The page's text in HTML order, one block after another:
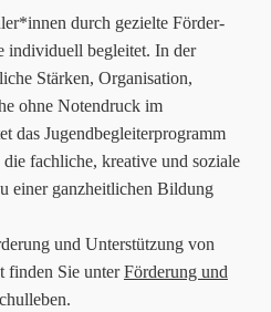
durch gezielte Förder-
individuell begleitet. In der
Stärken, Organisation,
ohne Notendruck im
das Jugendbegleiterprogramm
fachliche, kreative und soziale
einer ganzheitlichen Bildung
und Unterstützung von
finden Sie unterFörderung und